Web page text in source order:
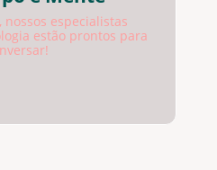
especialistas
estão prontos para